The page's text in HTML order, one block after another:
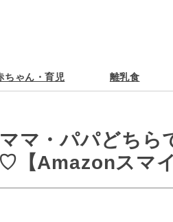
ちゃん・育児 離乳食
マ・パパどちら
【Amazonスマ